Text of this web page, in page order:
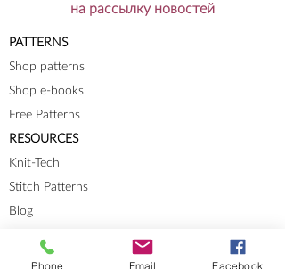
на рассылку новостей
PATTERNS
Shop patterns
Shop e-books
Free Patterns
RESOURCES
Knit-Tech
Stitch Patterns
Blog
Phone Email Facebook